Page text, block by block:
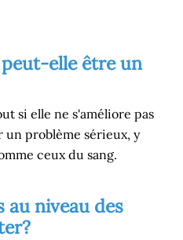
elle être un
si elle ne s'améliore pas
problème sérieux, y
ceux du sang.
au niveau des